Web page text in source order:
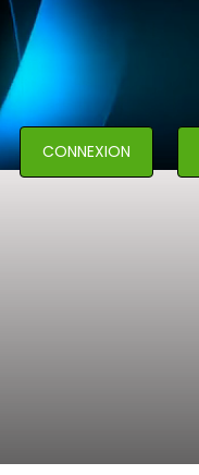
CONNEXION